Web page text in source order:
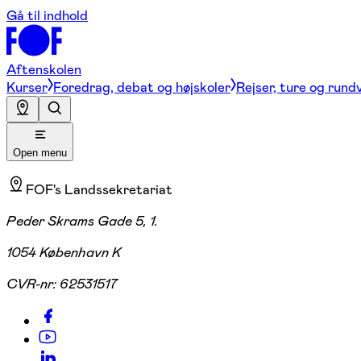
Gå til indhold
Aftenskolen
Kurser Foredrag, debat og højskoler Rejser, ture og
Open menu
FOF's Landssekretariat
Peder Skrams Gade 5, 1.
1054 København K
CVR-nr: 62531517